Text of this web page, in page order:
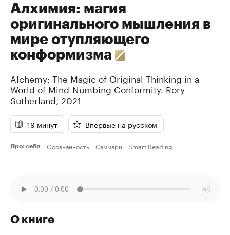
Алхимия: магия
оригинального мышления в
мире отупляющего
конформизма
Alchemy: The Magic of Original Thinking in a
World of Mind-Numbing Conformity. Rory
Sutherland 2021
19 минут Впервые на русском
Про: себя Осознанность Саммари Smart Reading
О книге